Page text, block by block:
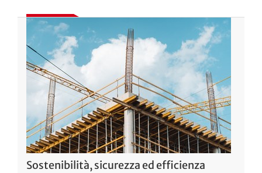
Sostenibilità, sicurezza ed efficienza